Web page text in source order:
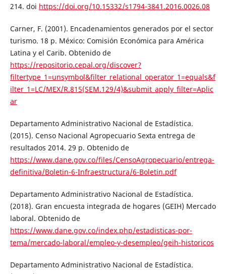
214. doi https://doi.org/10.15332/s1794-3841.2016.0026.08
Carner, F. (2001). Encadenamientos generados por el sector
turismo. 18 p. México: Comisión Económica para América
Latina y el Carib. Obtenido de
https://repositorio.cepal.org/discover?
filtertype_1=unsymbol&filter_relational_operator_1=equals&f
ilter_1=LC/MEX/R.815(SEM.129/4)&submit_apply_filter=Aplic
ar
Departamento Administrativo Nacional de Estadística.
(2015). Censo Nacional Agropecuario Sexta entrega de
resultados 2014. 29 p. Obtenido de
https://www.dane.gov.co/files/CensoAgropecuario/entrega-
definitiva/Boletin-6-Infraestructura/6-Boletin.pdf
Departamento Administrativo Nacional de Estadística.
(2018). Gran encuesta integrada de hogares (GEIH) Mercado
laboral. Obtenido de
https://www.dane.gov.co/index.php/estadisticas-por-
tema/mercado-laboral/empleo-y-desempleo/geih-historicos
Departamento Administrativo Nacional de Estadística.